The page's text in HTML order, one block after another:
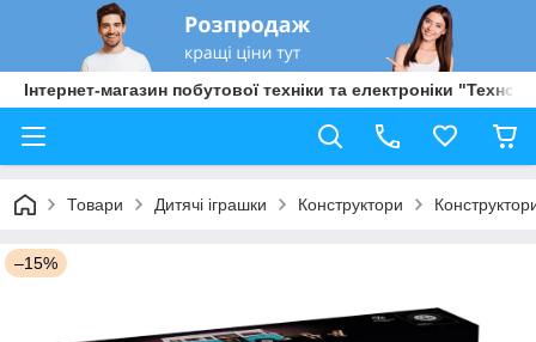
Інтернет-магазин побутової техніки та електроніки "Техно
Товари Дитячі іграшки Конструктори
–15%